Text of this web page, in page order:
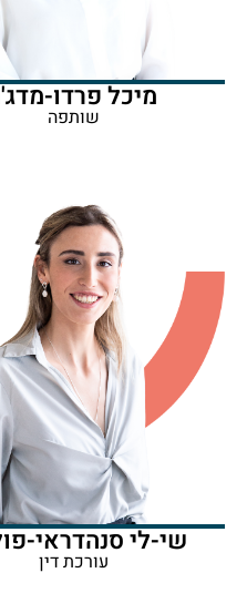
מיכל פרדו-
שותפה
שי-לי סנהדראי-
עורכת דין